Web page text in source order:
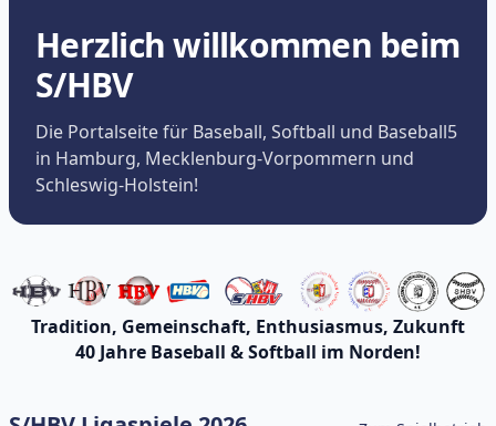
Herzlich willkommen beim
S/HBV
Die Portalseite für Baseball, Softball und Baseball5
in Hamburg, Mecklenburg-Vorpommern und
Schleswig-Holstein!
Tradition, Gemeinschaft, Enthusiasmus, Zukunft
40 Jahre Baseball & Softball im Norden!